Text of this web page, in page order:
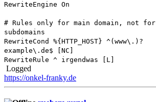
RewriteEngine On
# Rules only for main domain, not for
subdomains
RewriteCond %{HTTP_HOST} ^(www\.)?
example\.de$ [NC]
RewriteRule ^ irgendwas [L]
Logged
https://onkel-franky.de